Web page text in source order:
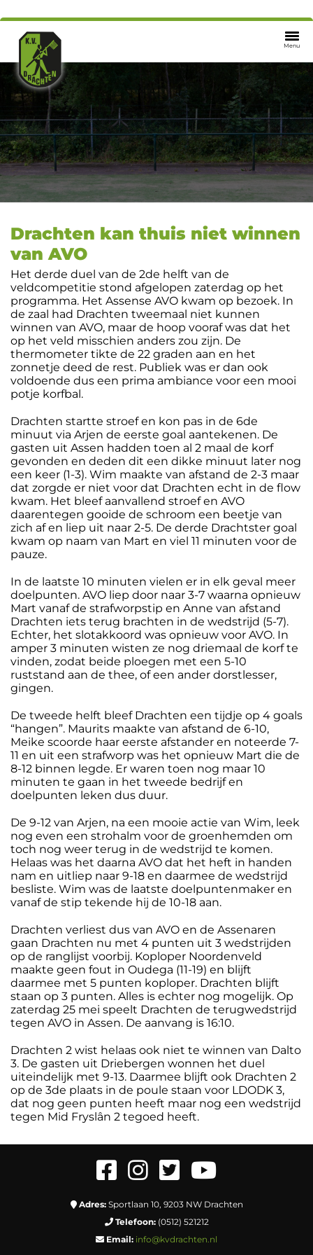
Menu
Drachten kan thuis niet winnen
van AVO
Het derde duel van de 2de helft van de
veldcompetitie stond afgelopen zaterdag op het
programma. Het Assense AVO kwam op bezoek. In
de zaal had Drachten tweemaal niet kunnen
winnen van AVO, maar de hoop vooraf was dat het
op het veld misschien anders zou zijn. De
thermometer tikte de 22 graden aan en het
zonnetje deed de rest. Publiek was er dan ook
voldoende dus een prima ambiance voor een mooi
potje korfbal.
Drachten startte stroef en kon pas in de 6de
minuut via Arjen de eerste goal aantekenen. De
gasten uit Assen hadden toen al 2 maal de korf
gevonden en deden dit een dikke minuut later nog
een keer (1-3). Wim maakte van afstand de 2-3 maar
dat zorgde er niet voor dat Drachten echt in de flow
kwam. Het bleef aanvallend stroef en AVO
daarentegen gooide de schroom een beetje van
zich af en liep uit naar 2-5. De derde Drachtster goal
kwam op naam van Mart en viel 11 minuten voor de
pauze.
In de laatste 10 minuten vielen er in elk geval meer
doelpunten. AVO liep door naar 3-7 waarna opnieuw
Mart vanaf de strafworpstip en Anne van afstand
Drachten iets terug brachten in de wedstrijd (5-7).
Echter, het slotakkoord was opnieuw voor AVO. In
amper 3 minuten wisten ze nog driemaal de korf te
vinden, zodat beide ploegen met een 5-10
ruststand aan de thee, of een ander dorstlesser,
gingen.
De tweede helft bleef Drachten een tijdje op 4 goals
“hangen”. Maurits maakte van afstand de 6-10,
Meike scoorde haar eerste afstander en noteerde 7-
11 en uit een strafworp was het opnieuw Mart die de
8-12 binnen legde. Er waren toen nog maar 10
minuten te gaan in het tweede bedrijf en
doelpunten leken dus duur.
De 9-12 van Arjen, na een mooie actie van Wim, leek
nog even een strohalm voor de groenhemden om
toch nog weer terug in de wedstrijd te komen.
Helaas was het daarna AVO dat het heft in handen
nam en uitliep naar 9-18 en daarmee de wedstrijd
besliste. Wim was de laatste doelpuntenmaker en
vanaf de stip tekende hij de 10-18 aan.
Drachten verliest dus van AVO en de Assenaren
gaan Drachten nu met 4 punten uit 3 wedstrijden
op de ranglijst voorbij. Koploper Noordenveld
maakte geen fout in Oudega (11-19) en blijft
daarmee met 5 punten koploper. Drachten blijft
staan op 3 punten. Alles is echter nog mogelijk. Op
zaterdag 25 mei speelt Drachten de terugwedstrijd
tegen AVO in Assen. De aanvang is 16:10.
Drachten 2 wist helaas ook niet te winnen van Dalto
3. De gasten uit Driebergen wonnen het duel
uiteindelijk met 9-13. Daarmee blijft ook Drachten 2
op de 3de plaats in de poule staan voor LDODK 3,
dat nog geen punten heeft maar nog een wedstrijd
tegen Mid Fryslân 2 tegoed heeft.
Adres: Sportlaan 10, 9203 NW Drachten
Telefoon: (0512) 521212
Email: info@kvdrachten.nl